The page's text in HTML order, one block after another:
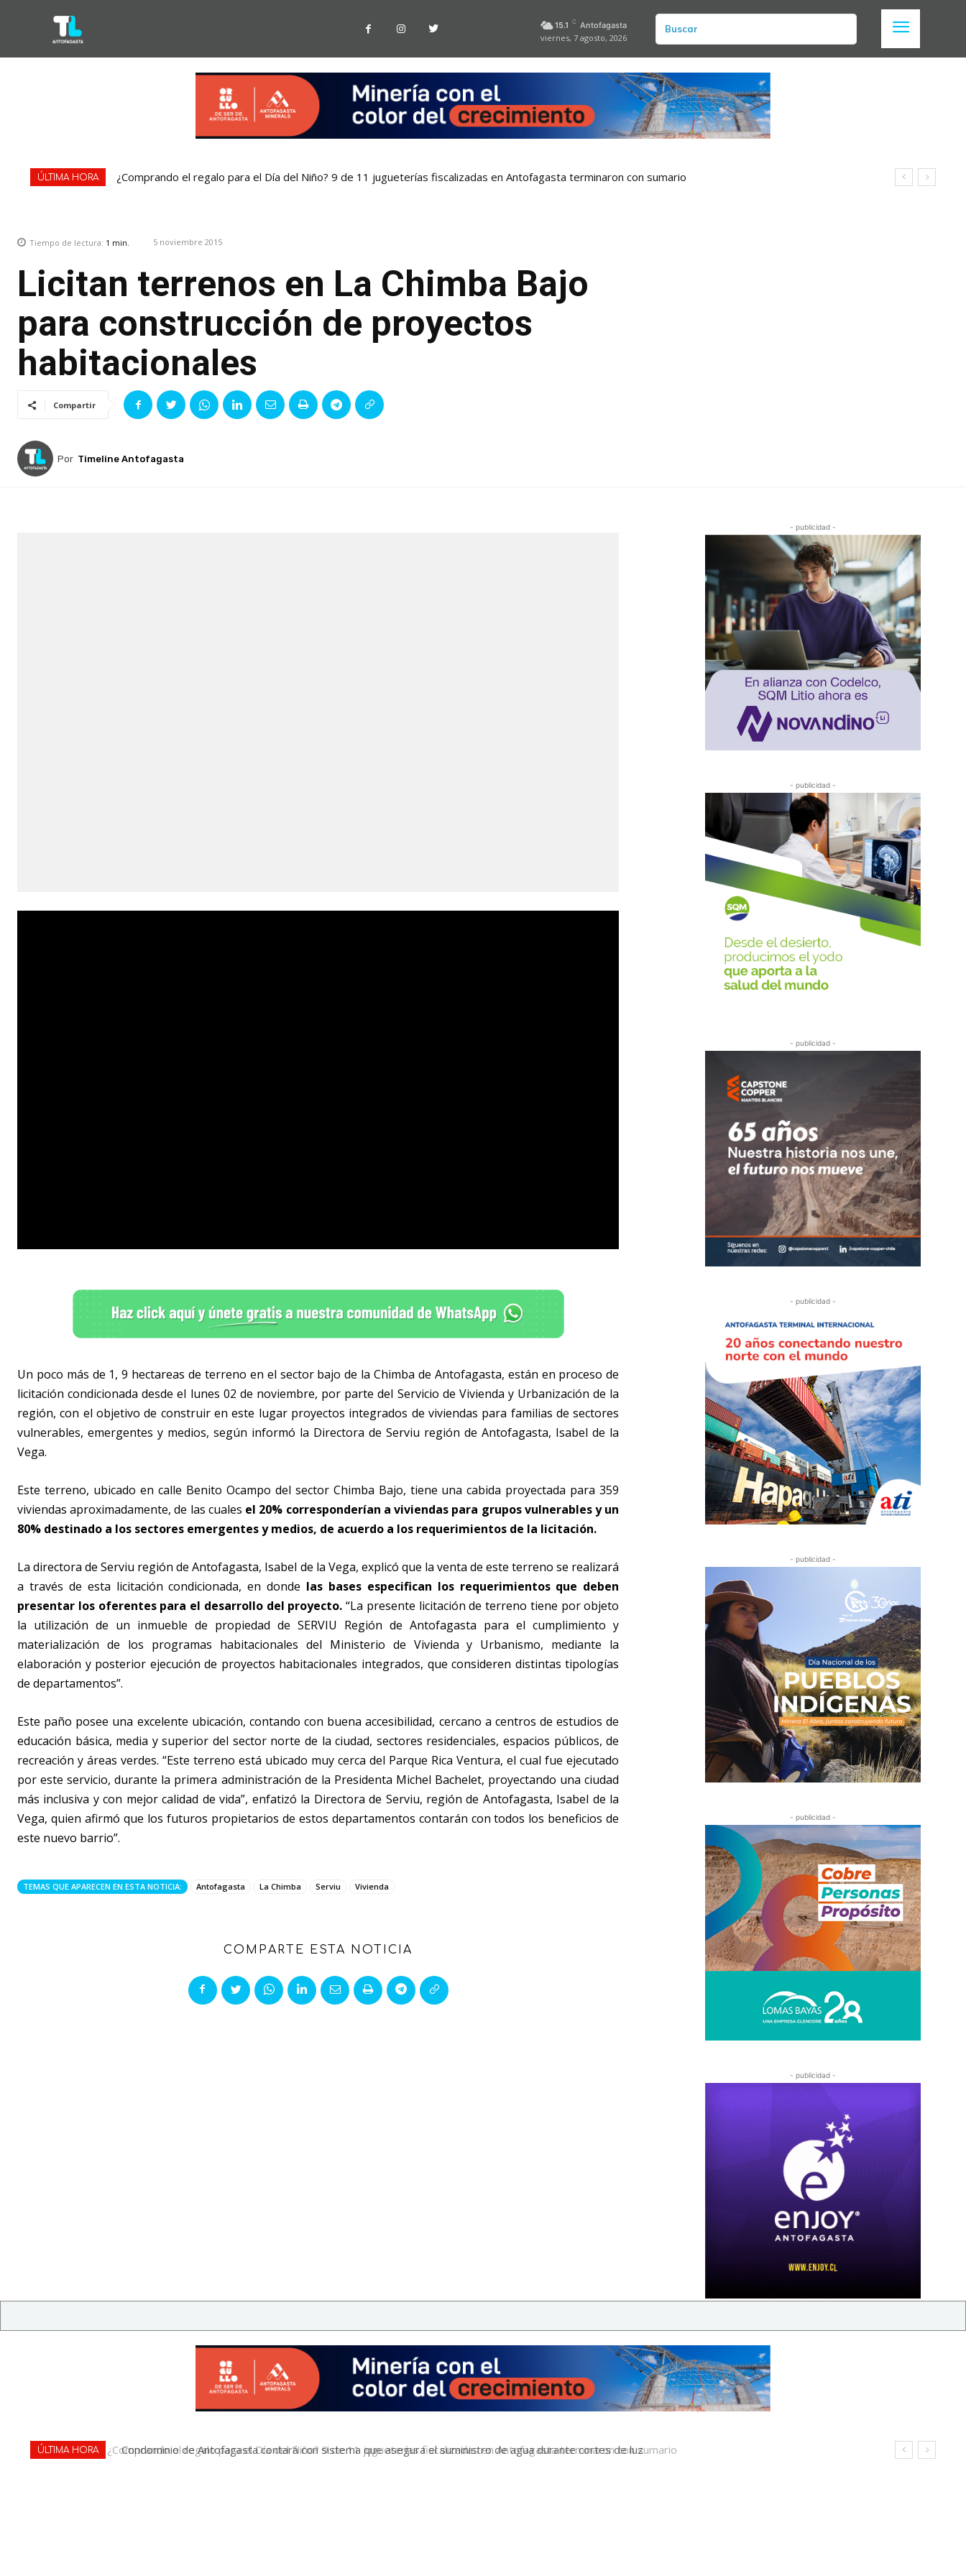
15.1 C Antofagasta
viernes, 7 agosto, 2026
Buscar
ÚLTIMA HORA ¿Comprando el regalo para el Día del Niño? 9 de 11 jugueterías fiscalizadas en Antofagasta terminaron con sumario
Tiempo de lectura: 1 min. 5 noviembre 2015
Licitan terrenos en La Chimba Bajo
para construcción de proyectos
habitacionales
Compartir
Por Timeline Antofagasta
Un poco más de 1, 9 hectareas de terreno en el sector bajo de la Chimba de Antofagasta, están en proceso de
licitación condicionada desde el lunes 02 de noviembre, por parte del Servicio de Vivienda y Urbanización de la
región, con el objetivo de construir en este lugar proyectos integrados de viviendas para familias de sectores
vulnerables, emergentes y medios, según informó la Directora de Serviu región de Antofagasta, Isabel de la
Vega.
Este terreno, ubicado en calle Benito Ocampo del sector Chimba Bajo, tiene una cabida proyectada para 359
viviendas aproximadamente, de las cuales el 20% corresponderían a viviendas para grupos vulnerables y un
80% destinado a los sectores emergentes y medios, de acuerdo a los requerimientos de la licitación.
La directora de Serviu región de Antofagasta, Isabel de la Vega, explicó que la venta de este terreno se realizará
a través de esta licitación condicionada, en donde las bases especifican los requerimientos que deben
presentar los oferentes para el desarrollo del proyecto. “La presente licitación de terreno tiene por objeto
la utilización de un inmueble de propiedad de SERVIU Región de Antofagasta para el cumplimiento y
materialización de los programas habitacionales del Ministerio de Vivienda y Urbanismo, mediante la
elaboración y posterior ejecución de proyectos habitacionales integrados, que consideren distintas tipologías
de departamentos”.
Este paño posee una excelente ubicación, contando con buena accesibilidad, cercano a centros de estudios de
educación básica, media y superior del sector norte de la ciudad, sectores residenciales, espacios públicos, de
recreación y áreas verdes. “Este terreno está ubicado muy cerca del Parque Rica Ventura, el cual fue ejecutado
por este servicio, durante la primera administración de la Presidenta Michel Bachelet, proyectando una ciudad
más inclusiva y con mejor calidad de vida”, enfatizó la Directora de Serviu, región de Antofagasta, Isabel de la
Vega, quien afirmó que los futuros propietarios de estos departamentos contarán con todos los beneficios de
este nuevo barrio”.
TEMAS QUE APARECEN EN ESTA NOTICIA: Antofagasta La Chimba Serviu Vivienda
COMPARTE ESTA NOTICIA
- publicidad -
- publicidad -
- publicidad -
- publicidad -
- publicidad -
- publicidad -
- publicidad -